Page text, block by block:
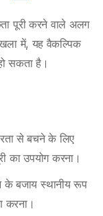
पूरी करने वाले अलग
में, यह वैकल्पिक
सकता है।
से बचने के लिए
का उपयोग करना।
बजाय स्थानीय रूप
करना।